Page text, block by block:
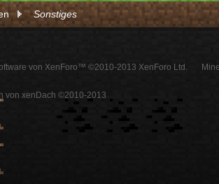
Sonstiges
von XenForo™ ©2010-2013 XenForo Ltd.
von xenDach ©2010-2013